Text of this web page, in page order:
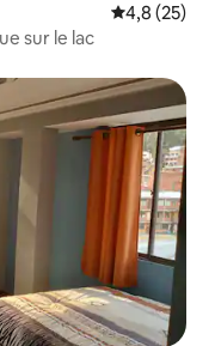
Évaluation
4,8 (25)
sur le lac